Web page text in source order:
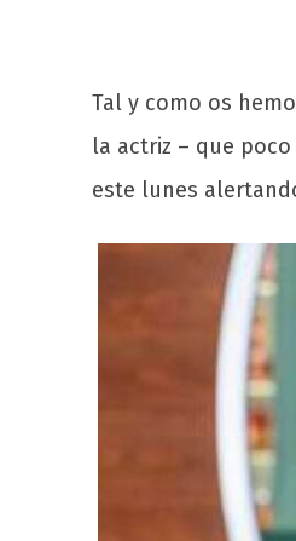
Tal y como os
la actriz – que
este lunes